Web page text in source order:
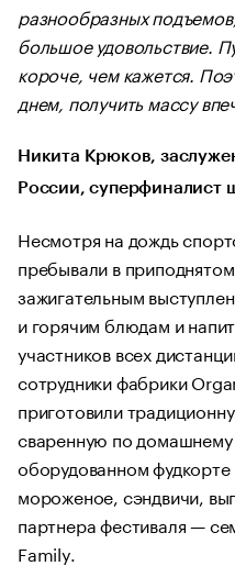
разнообразных
большое удовольствие.
короче, чем кажется.
днем, получить массу
Никита Крюков,
России, суперфиналист
Несмотря на дождь
пребывали в
зажигательным
и горячим блюдам и
участников всех
сотрудники фабрики
приготовили
сваренную по домашнему
оборудованном фудкорте
мороженое, сэндвичи,
партнера фестиваля —
Family.